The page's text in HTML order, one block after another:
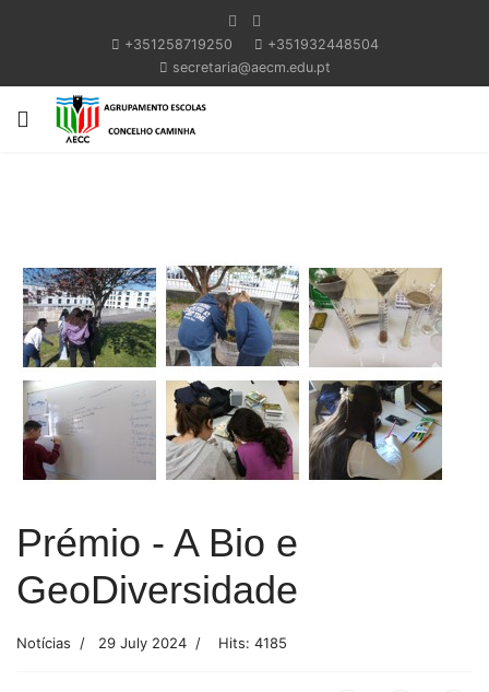
+351258719250
+351932448504
secretaria@aecm.edu.pt
Previous Next
Prémio - A Bio e
GeoDiversidade
Notícias 29 July 2024 Hits: 4185